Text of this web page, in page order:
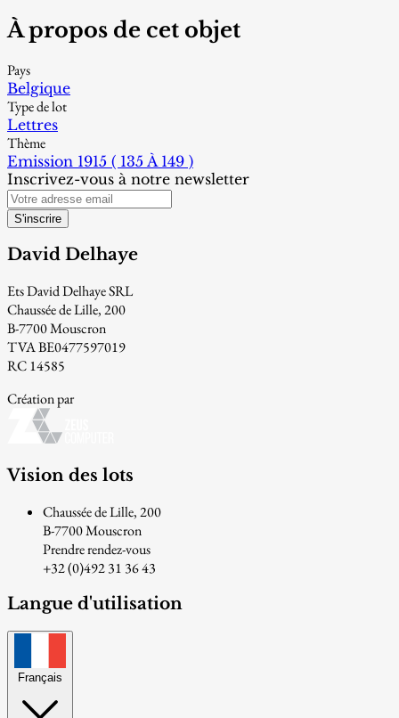
À propos de cet objet
Pays
Belgique
Type de lot
Lettres
Thème
Emission 1915 ( 135 À 149 )
Inscrivez-vous à notre newsletter
S'inscrire
David Delhaye
Ets David Delhaye SRL
Chaussée de Lille, 200
B-7700 Mouscron
TVA BE0477597019
RC 14585
Création par
Vision des lots
Chaussée de Lille, 200
B-7700 Mouscron
Prendre rendez-vous
+32 (0)492 31 36 43
Langue d'utilisation
Français